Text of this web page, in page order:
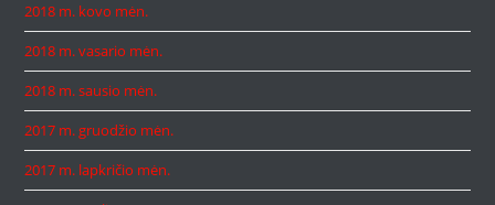
2018 m. kovo mėn.
2018 m. vasario mėn.
2018 m. sausio mėn.
2017 m. gruodžio mėn.
2017 m. lapkričio mėn.